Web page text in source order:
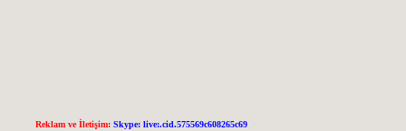
Reklam ve İletişim: Skype: live:.cid.575569c608265c69